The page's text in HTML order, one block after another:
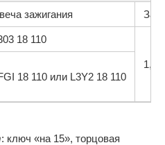
зажигания
18 110
18 110 или L3Y2 18 110
: ключ «на 15», торцовая